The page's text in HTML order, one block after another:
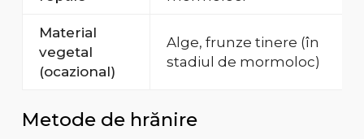
Material
vegetal
(ocazional)
Alge, frunze tinere (în
stadiul de mormoloc)
Metode de hrănire